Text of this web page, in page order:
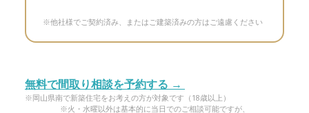
※他社様でご契約済み、またはご建築済みの方はご遠慮ください
無料で間取り相談を予約する →
※岡山県南で新築住宅をお考えの方が対象です（18歳以上）
※火・水曜以外は基本的に当日でのご相談可能ですが、